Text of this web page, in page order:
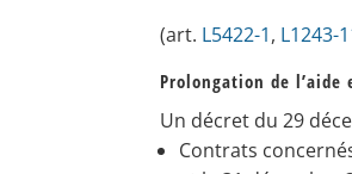
(art. L5422-1, L1243-
Prolongation de l’aide
Un décret du 29
Contrats